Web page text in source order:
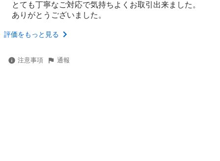
とても丁寧なご対応で気持ちよくお取引出来ました。
ありがとうございました。
評価をもっと見る
注意事項 通報